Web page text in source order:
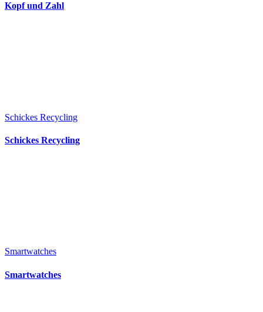
Kopf und Zahl
Schickes Recycling
Schickes Recycling
Smartwatches
Smartwatches